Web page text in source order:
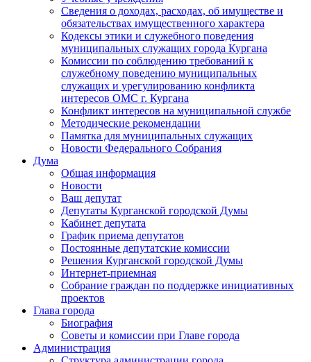
Сведения о доходах, расходах, об имуществе и
обязательствах имущественного характера
Кодексы этики и служебного поведения
муниципальных служащих города Кургана
Комиссии по соблюдению требований к
служебному поведению муниципальных
служащих и урегулированию конфликта
интересов ОМС г. Кургана
Конфликт интересов на муниципальной службе
Методические рекомендации
Памятка для муниципальных служащих
Новости Федерального Cобрания
Дума
Общая информация
Новости
Ваш депутат
Депутаты Курганской городской Думы
Кабинет депутата
График приема депутатов
Постоянные депутатские комиссии
Решения Курганской городской Думы
Интернет-приемная
Собрание граждан по поддержке инициативных
проектов
Глава города
Биография
Советы и комиссии при Главе города
Администрация